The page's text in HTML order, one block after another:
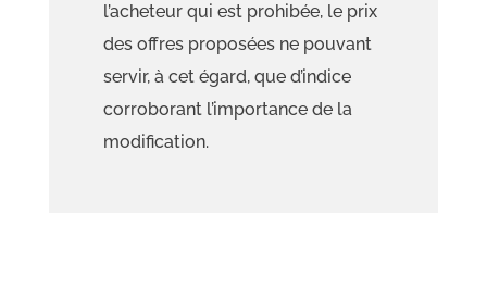
l’acheteur qui est prohibée, le prix
des offres proposées ne pouvant
servir, à cet égard, que d’indice
corroborant l’importance de la
modification.